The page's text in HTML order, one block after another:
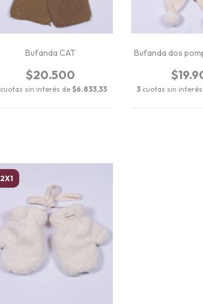
Bufanda CAT
$20.500
cuotas sin interés de $6.833,33
Bufanda dos
3 cuotas sin
2X1